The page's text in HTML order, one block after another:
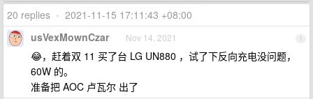
20 replies • 2021-11-15 17:11:43 +08:00
1
usVexMownCzar Nov 14, 2021
😂，赶着双 11 买了台 LG UN880 ，试了下反向充电没问题，
60W 的。
准备把 AOC 卢瓦尔 出了